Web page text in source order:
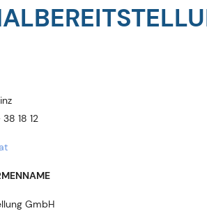
18 12
GmbH